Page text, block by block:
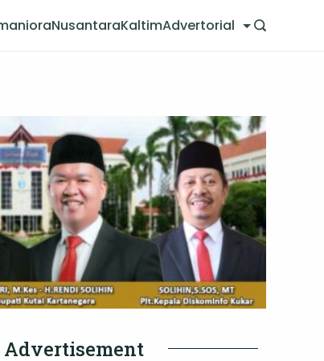
NusantaraKaltimAdvertorial
Advertisement